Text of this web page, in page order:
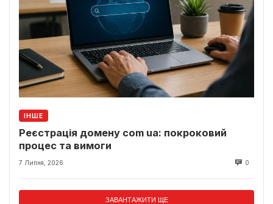
ІНШЕ
Реєстрація домену com ua: покроковий
процес та вимоги
7 Липня, 2026 0
ЗАВАНТАЖИТИ ЩЕ